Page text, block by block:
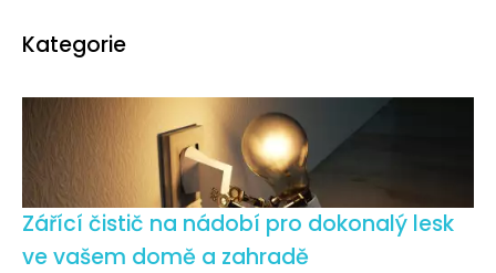
Kategorie
Zářící čistič na nádobí pro dokonalý lesk
ve vašem domě a zahradě